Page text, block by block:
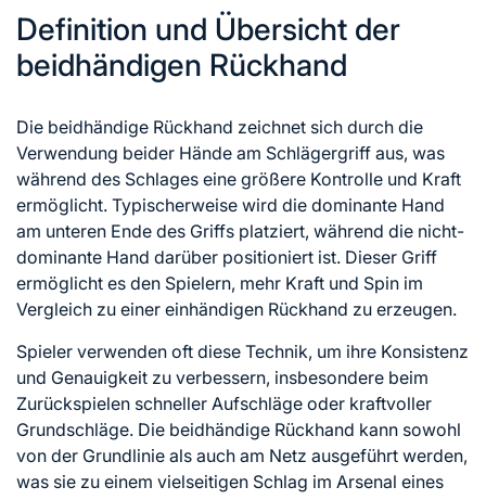
Definition und Übersicht der
beidhändigen Rückhand
Die beidhändige Rückhand zeichnet sich durch die
Verwendung beider Hände am Schlägergriff aus, was
während des Schlages eine größere Kontrolle und Kraft
ermöglicht. Typischerweise wird die dominante Hand
am unteren Ende des Griffs platziert, während die nicht-
dominante Hand darüber positioniert ist. Dieser Griff
ermöglicht es den Spielern, mehr Kraft und Spin im
Vergleich zu einer einhändigen Rückhand zu erzeugen.
Spieler verwenden oft diese Technik, um ihre Konsistenz
und Genauigkeit zu verbessern, insbesondere beim
Zurückspielen schneller Aufschläge oder kraftvoller
Grundschläge. Die beidhändige Rückhand kann sowohl
von der Grundlinie als auch am Netz ausgeführt werden,
was sie zu einem vielseitigen Schlag im Arsenal eines